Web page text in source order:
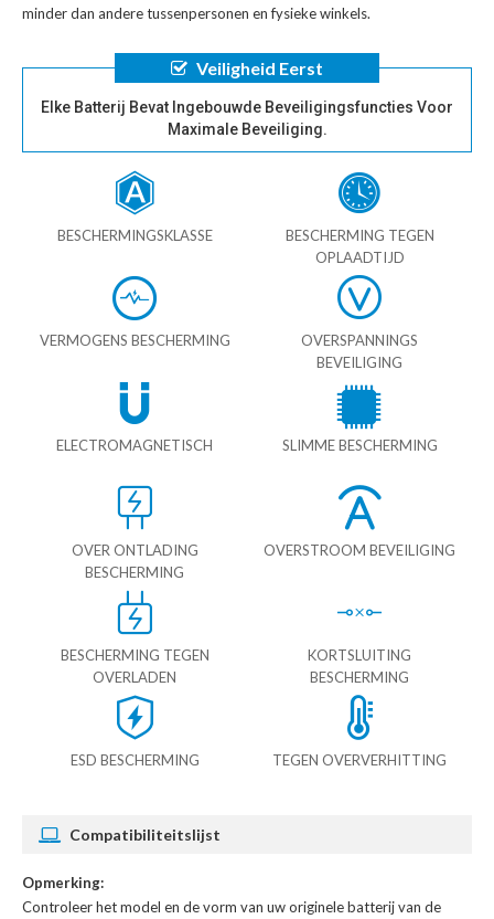
minder dan andere tussenpersonen en fysieke winkels.
Veiligheid Eerst
Elke Batterij Bevat Ingebouwde Beveiligingsfuncties Voor
Maximale Beveiliging.
BESCHERMINGSKLASSE
BESCHERMING TEGEN
OPLAADTIJD
VERMOGENS BESCHERMING
OVERSPANNINGS
BEVEILIGING
ELECTROMAGNETISCH SLIMME BESCHERMING
OVER ONTLADING
BESCHERMING
OVERSTROOM BEVEILIGING
BESCHERMING TEGEN
OVERLADEN
KORTSLUITING
BESCHERMING
ESD BESCHERMING TEGEN OVERVERHITTING
Compatibiliteitslijst
Opmerking:
Controleer het model en de vorm van uw originele batterij van de